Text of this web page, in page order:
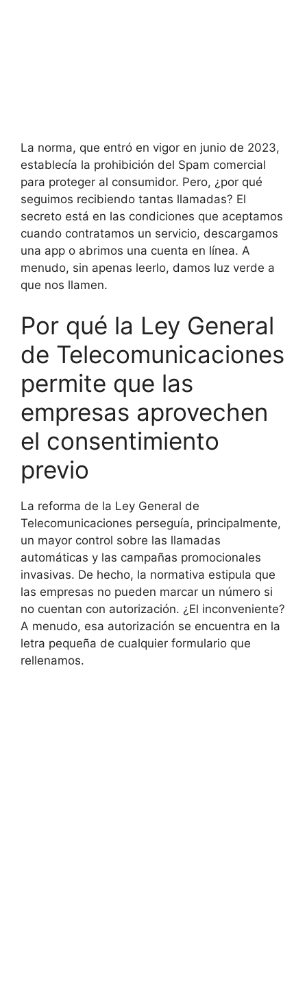
La norma, que entró en vigor en junio de 2023,
establecía la prohibición del Spam comercial
para proteger al consumidor. Pero, ¿por qué
seguimos recibiendo tantas llamadas? El
secreto está en las condiciones que aceptamos
cuando contratamos un servicio, descargamos
una app o abrimos una cuenta en línea. A
menudo, sin apenas leerlo, damos luz verde a
que nos llamen.
Por qué la Ley General
de Telecomunicaciones
permite que las
empresas aprovechen
el consentimiento
previo
La reforma de la Ley General de
Telecomunicaciones perseguía, principalmente,
un mayor control sobre las llamadas
automáticas y las campañas promocionales
invasivas. De hecho, la normativa estipula que
las empresas no pueden marcar un número si
no cuentan con autorización. ¿El inconveniente?
A menudo, esa autorización se encuentra en la
letra pequeña de cualquier formulario que
rellenamos.